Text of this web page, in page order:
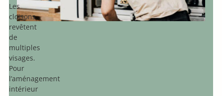
Les
cloisons
revêtent
de
multiples
visages.
Pour
l’aménagement
intérieur